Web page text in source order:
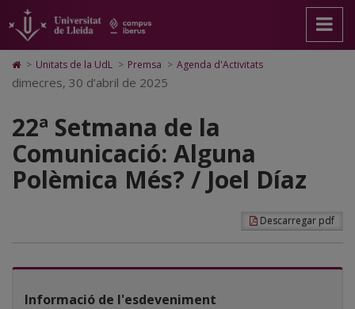
22ª
Setmana
de
la
Comunicació:
Alguna
Polèmica
Més?
Joel
Díaz
pàgina
principal.
Universitat
Lleida
contingut
principal
Mapa
Web.
Universitat
Cerca
Accessibilitat.
Universitat
Lleida
Icono
de
Home
ir
a
la
página
de
inicio
> Unitats de la UdL > Premsa > Agenda d'Activitats
dimecres, 30 d’abril de 2025
22ª Setmana de la
Comunicació: Alguna
Polèmica Més? / Joel Díaz
Descarregar pdf
Informació de l'esdeveniment